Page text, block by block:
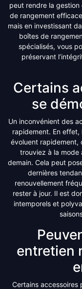
peut rendre la gestion
de rangement
mais en investissant
boîtes de
spécialisés, vous
préservant
Certains
se
Un inconvénient des
rapidement. En effet,
évoluent rapidement,
trouviez à la mode
demain. Cela peut
dernières
renouvellement
rester à jour. Il est
intemporels et
entretien
Certains accessoires